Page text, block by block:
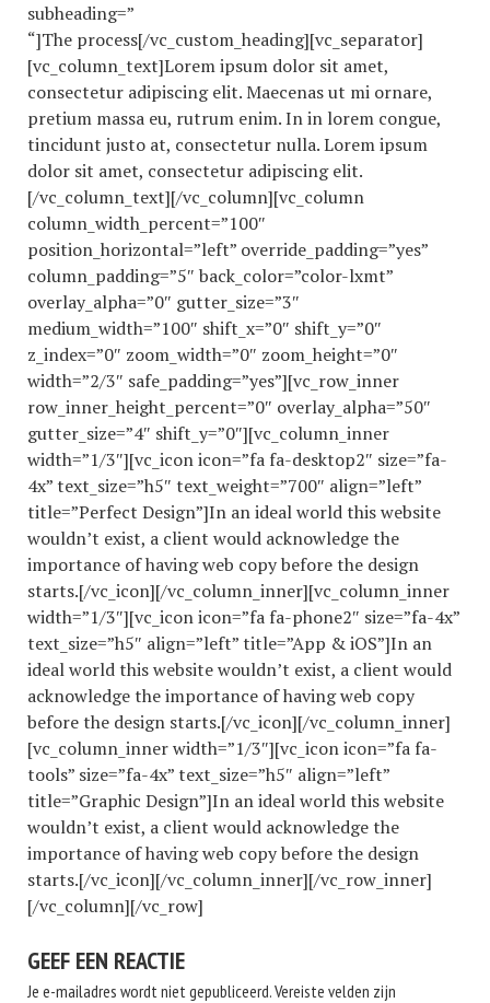
subheading=”
“]The process[/vc_custom_heading][vc_separator]
[vc_column_text]Lorem ipsum dolor sit amet,
consectetur adipiscing elit. Maecenas ut mi ornare,
pretium massa eu, rutrum enim. In in lorem congue,
tincidunt justo at, consectetur nulla. Lorem ipsum
dolor sit amet, consectetur adipiscing elit.
[/vc_column_text][/vc_column][vc_column
column_width_percent=”100″
position_horizontal=”left” override_padding=”yes”
column_padding=”5″ back_color=”color-lxmt”
overlay_alpha=”0″ gutter_size=”3″
medium_width=”100″ shift_x=”0″ shift_y=”0″
z_index=”0″ zoom_width=”0″ zoom_height=”0″
width=”2/3″ safe_padding=”yes”][vc_row_inner
row_inner_height_percent=”0″ overlay_alpha=”50″
gutter_size=”4″ shift_y=”0″][vc_column_inner
width=”1/3″][vc_icon icon=”fa fa-desktop2″ size=”fa-
4x” text_size=”h5″ text_weight=”700″ align=”left”
title=”Perfect Design”]In an ideal world this website
wouldn’t exist, a client would acknowledge the
importance of having web copy before the design
starts.[/vc_icon][/vc_column_inner][vc_column_inner
width=”1/3″][vc_icon icon=”fa fa-phone2″ size=”fa-4x”
text_size=”h5″ align=”left” title=”App & iOS”]In an
ideal world this website wouldn’t exist, a client would
acknowledge the importance of having web copy
before the design starts.[/vc_icon][/vc_column_inner]
[vc_column_inner width=”1/3″][vc_icon icon=”fa fa-
tools” size=”fa-4x” text_size=”h5″ align=”left”
title=”Graphic Design”]In an ideal world this website
wouldn’t exist, a client would acknowledge the
importance of having web copy before the design
starts.[/vc_icon][/vc_column_inner][/vc_row_inner]
[/vc_column][/vc_row]
GEEF EEN REACTIE
Je e-mailadres wordt niet gepubliceerd.Vereiste velden zijn